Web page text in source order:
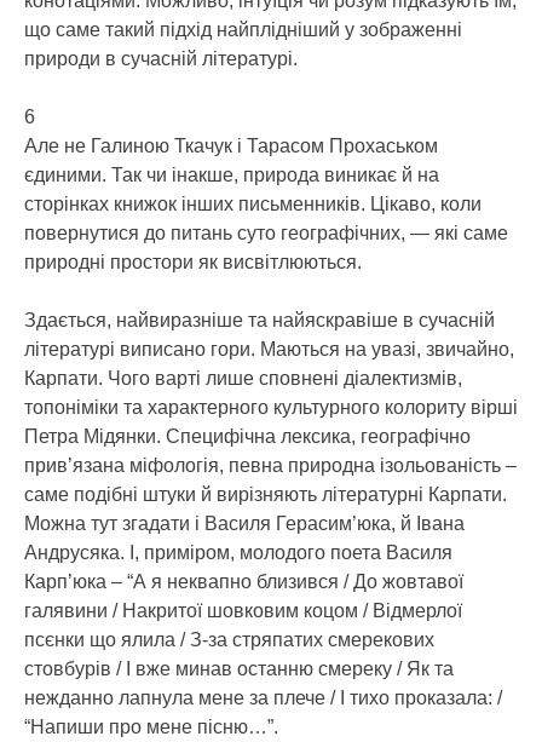
що саме такий підхід найплідніший у зображенні
природи в сучасній літературі.
6
Але не Галиною Ткачук і Тарасом Прохаськом
єдиними. Так чи інакше, природа виникає й на
сторінках книжок інших письменників. Цікаво, коли
повернутися до питань суто географічних, — які саме
природні простори як висвітлюються.
Здається, найвиразніше та найяскравіше в сучасній
літературі виписано гори. Маються на увазі, звичайно,
Карпати. Чого варті лише сповнені діалектизмів,
топоніміки та характерного культурного колориту вірші
Петра Мідянки. Специфічна лексика, географічно
прив’язана міфологія, певна природна ізольованість –
саме подібні штуки й вирізняють літературні Карпати.
Можна тут згадати і Василя Герасим’юка, й Івана
Андрусяка. І, приміром, молодого поета Василя
Карп’юка – “А я неквапно близився / До жовтавої
галявини / Накритої шовковим коцом / Відмерлої
псєнки що ялила / З-за стряпатих смерекових
стовбурів / І вже минав останню смереку / Як та
нежданно лапнула мене за плече / І тихо проказала: /
“Напиши про мене пісню…”.